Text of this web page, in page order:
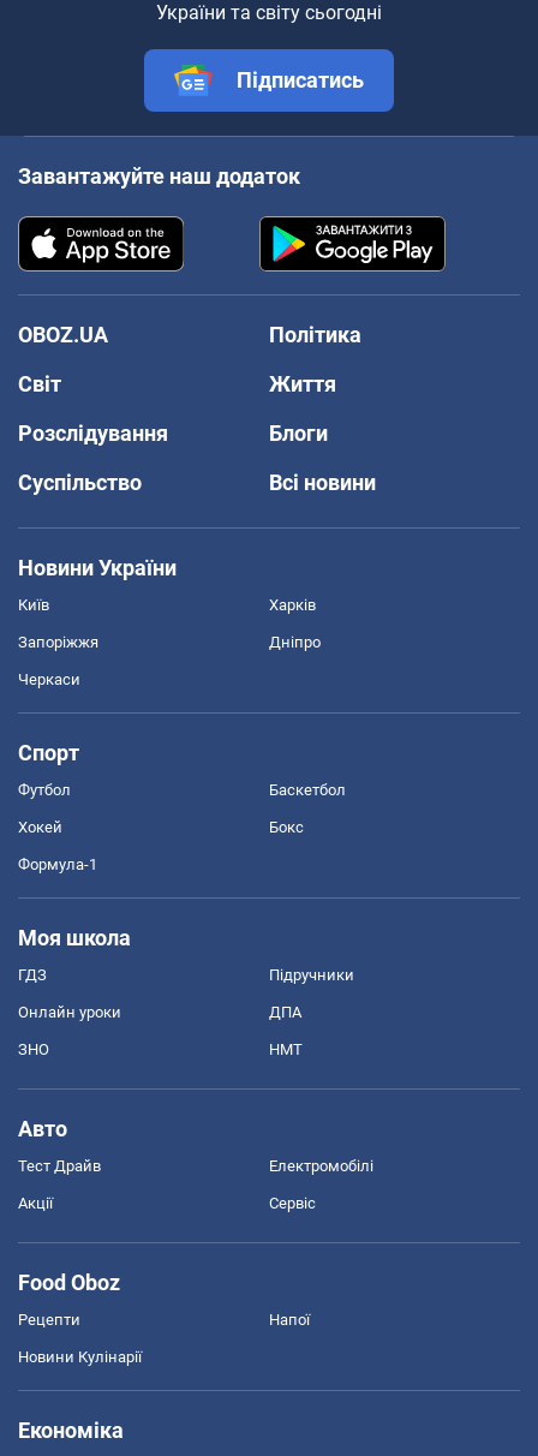
України та світу сьогодні
Підписатись
Завантажуйте наш додаток
OBOZ.UA
Політика
Світ
Життя
Розслідування
Блоги
Суспільство
Всі новини
Новини України
Київ Харків
Запоріжжя Дніпро
Черкаси
Спорт
Футбол Баскетбол
Хокей Бокс
Формула-1
Моя школа
ГДЗ Підручники
Онлайн уроки ДПА
ЗНО НМТ
Авто
Тест Драйв Електромобілі
Акції Сервіс
Food Oboz
Рецепти Напої
Новини Кулінарії
Економіка